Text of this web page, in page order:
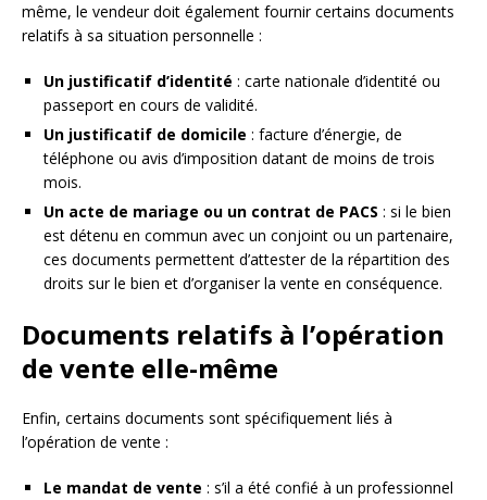
même, le vendeur doit également fournir certains documents
relatifs à sa situation personnelle :
Un justificatif d’identité : carte nationale d’identité ou
passeport en cours de validité.
Un justificatif de domicile : facture d’énergie, de
téléphone ou avis d’imposition datant de moins de trois
mois.
Un acte de mariage ou un contrat de PACS : si le bien
est détenu en commun avec un conjoint ou un partenaire,
ces documents permettent d’attester de la répartition des
droits sur le bien et d’organiser la vente en conséquence.
Documents relatifs à l’opération
de vente elle-même
Enfin, certains documents sont spécifiquement liés à
l’opération de vente :
Le mandat de vente : s’il a été confié à un professionnel